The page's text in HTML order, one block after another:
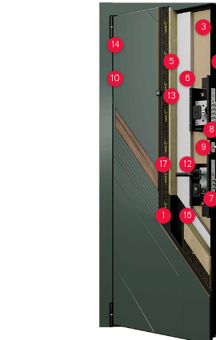
1
3
5
6
7
8
9
10
12
13
14
16
17